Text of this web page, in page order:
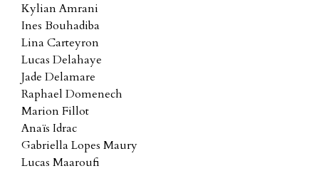
Kylian Amrani
Ines Bouhadiba
Lina Carteyron
Lucas Delahaye
Jade Delamare
Raphael Domenech
Marion Fillot
Anaïs Idrac
Gabriella Lopes Maury
Lucas Maaroufi